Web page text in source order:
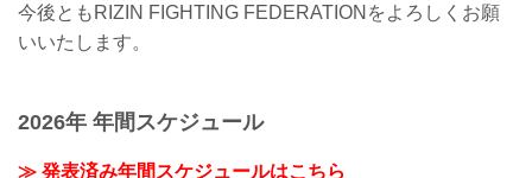
今後ともRIZIN FIGHTING FEDERATIONをよろしくお願
いいたします。
2026年 年間スケジュール
≫ 発表済み年間スケジュールはこちら